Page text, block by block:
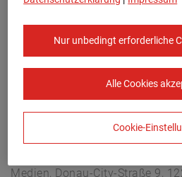
Medien, Donau-City-Straße 9,
Nur unbedingt erforderliche
Alle Cookies
Cookie-